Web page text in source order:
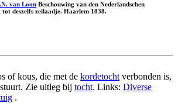
van Loon Beschouwing van den Nederlandschen
tot deszelfs zeilaadje. Haarlem 1838.
of kous, die met de kordetocht verbonden is,
Zie uitleg bij tocht. Links: Diverse
.